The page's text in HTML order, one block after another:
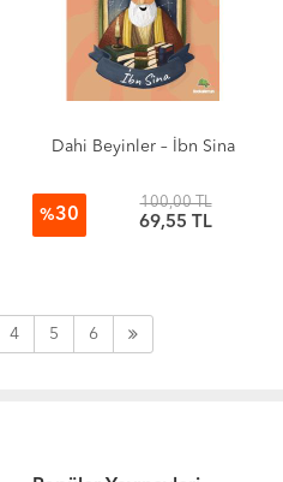
Dahi Beyinler – İbn Sina
%30
100,00 TL
69,55 TL
4 5 6